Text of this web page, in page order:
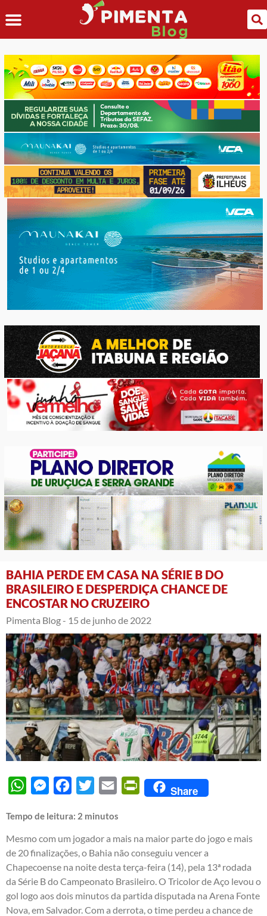
BAHIA PERDE EM CASA NA SÉRIE B DO
BRASILEIRO E DESPERDIÇA CHANCE DE
ENCOSTAR NO CRUZEIRO
Pimenta Blog - 15 de junho de 2022
WhatsAppMessengerFacebook
Twitter Email PrintFriendly
Share
Tempo de leitura: 2 minutos
Mesmo com um jogador a mais na maior parte do jogo e mais
de 20 finalizações, o Bahia não conseguiu vencer a
Chapecoense na noite desta terça-feira (14), pela 13ª rodada
da Série B do Campeonato Brasileiro. O Tricolor de Aço levou o
gol logo aos dois minutos da partida disputada na Arena Fonte
Nova, em Salvador. Com a derrota, o time perdeu a chance de